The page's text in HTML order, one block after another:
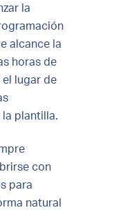
la
alcance la
horas de
lugar de
la plantilla.
con
para
natural